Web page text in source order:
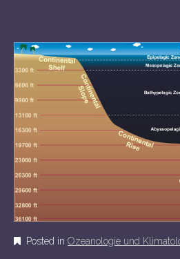
Posted in Ozeanologie und